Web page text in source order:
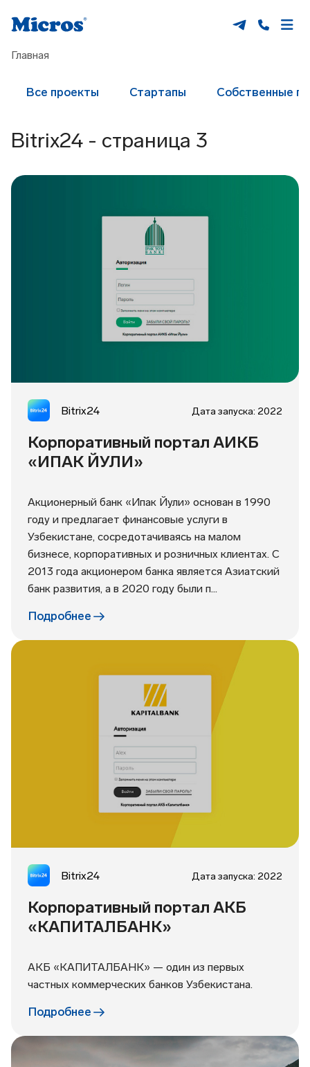
Главная
Все проекты Стартапы Собственные
Bitrix24 - страница 3
Bitrix24 Дата запуска: 2022
Корпоративный портал АИКБ
«ИПАК ЙУЛИ»
Акционерный банк «Ипак Йули» основан в 1990
году и предлагает финансовые услуги в
Узбекистане, сосредотачиваясь на малом
бизнесе, корпоративных и розничных клиентах. С
2013 года акционером банка является Азиатский
банк развития, а в 2020 году были п...
Подробнее
Bitrix24 Дата запуска: 2022
Корпоративный портал АКБ
«КАПИТАЛБАНК»
АКБ «КАПИТАЛБАНК» — один из первых
частных коммерческих банков Узбекистана.
Подробнее